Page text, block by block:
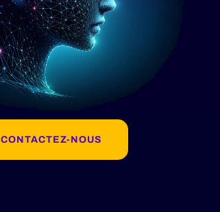
CONTACTEZ-NOUS